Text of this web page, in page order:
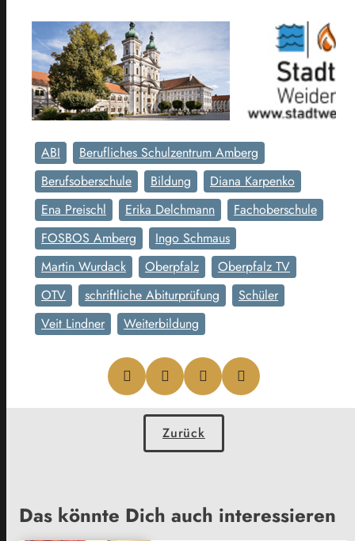
ABI
Berufliches Schulzentrum Amberg
Berufsoberschule
Bildung
Diana Karpenko
Ena Preischl
Erika Delchmann
Fachoberschule
FOSBOS Amberg
Ingo Schmaus
Martin Wurdack
Oberpfalz
Oberpfalz TV
OTV
schriftliche Abiturprüfung
Schüler
Veit Lindner
Weiterbildung
Zurück
Das könnte Dich auch interessieren